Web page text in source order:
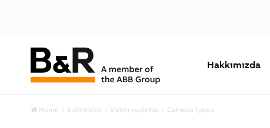
Hakkımızda
Home İndirmeler Vision systems Camera types